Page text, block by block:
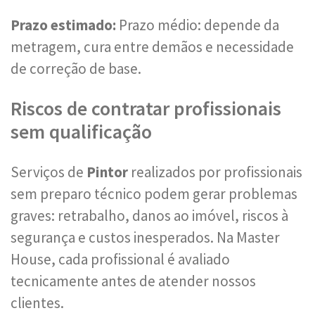
Prazo estimado: Prazo médio: depende da
metragem, cura entre demãos e necessidade
de correção de base.
Riscos de contratar profissionais
sem qualificação
Serviços de Pintor realizados por profissionais
sem preparo técnico podem gerar problemas
graves: retrabalho, danos ao imóvel, riscos à
segurança e custos inesperados. Na Master
House, cada profissional é avaliado
tecnicamente antes de atender nossos
clientes.